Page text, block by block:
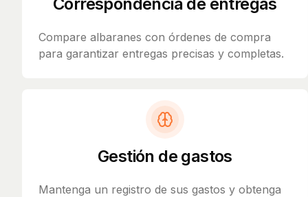
Compare albaranes con órdenes de compra
para garantizar entregas precisas y completas.
Gestión de gastos
Mantenga un registro de sus gastos y obtenga